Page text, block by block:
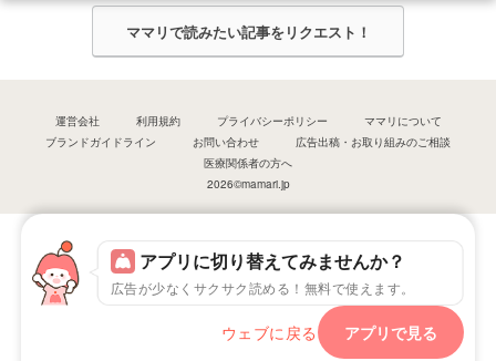
アプリに切り替えてみませんか？
広告が少なくサクサク読める！無料で使えます。
ウェブに戻る アプリで見る
ママリで読みたい記事をリクエスト！
運営会社 利用規約 プライバシーポリシー
ママリについて
ブランドガイドライン
お問い合わせ
広告出稿・お取り組みのご相談
医療関係者の方へ
2026©mamari.jp